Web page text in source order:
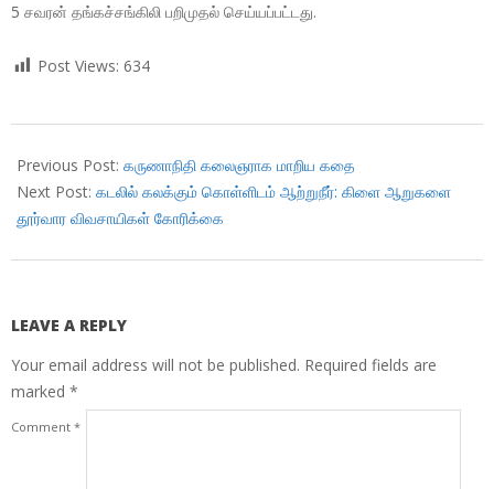
5 சவரன் தங்கச்சங்கிலி பறிமுதல் செய்யப்பட்டது.
Post Views: 634
07-
28
Previous Post: கருணாநிதி கலைஞராக மாறிய கதை
Next Post: கடலில் கலக்கும் கொள்ளிடம் ஆற்றுநீர்: கிளை ஆறுகளை
தூர்வார விவசாயிகள் கோரிக்கை
LEAVE A REPLY
Your email address will not be published. Required fields are
marked *
Comment *